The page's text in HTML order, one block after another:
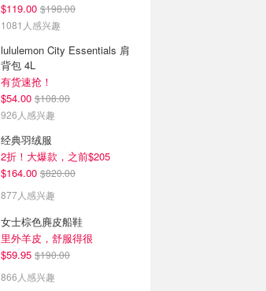
$119.00 $198.00
1081人感兴趣
lululemon City Essentials 肩
背包 4L
有货速抢！
$54.00 $108.00
926人感兴趣
经典羽绒服
2折！大爆款，之前$205
$164.00 $820.00
877人感兴趣
女士棕色麂皮船鞋
里外羊皮，舒服得很
$59.95 $190.00
866人感兴趣